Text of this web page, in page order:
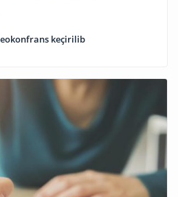
keçirilib